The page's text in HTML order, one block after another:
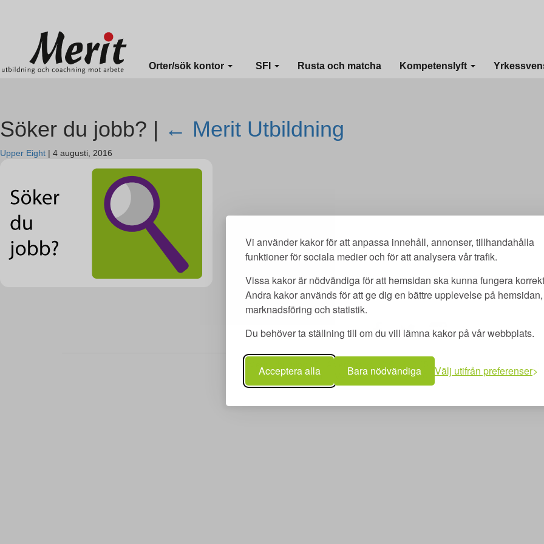
Vi använder kakor för att anpassa innehåll, annonser, tillhandahålla
funktioner för sociala medier och för att analysera vår trafik.
Vissa kakor är nödvändiga för att hemsidan ska kunna fungera
Andra kakor används för att ge dig en bättre upplevelse på
marknadsföring och statistik.
Du behöver ta ställning till om du vill lämna kakor på vår webbplats.
Acceptera alla Bara nödvändiga Välj utifrån preferenser
Orter/sök kontor SFI Rusta och matcha Kompetenslyft
Söker du jobb? | ← Merit Utbildning
Upper Eight | 4 augusti, 2016
Merit utbildning AB | Adlerfelts väg 2 C | 213 65 Malmö |
Copyright © Merit utbildning AB 2026 | www.meritutbildning.com